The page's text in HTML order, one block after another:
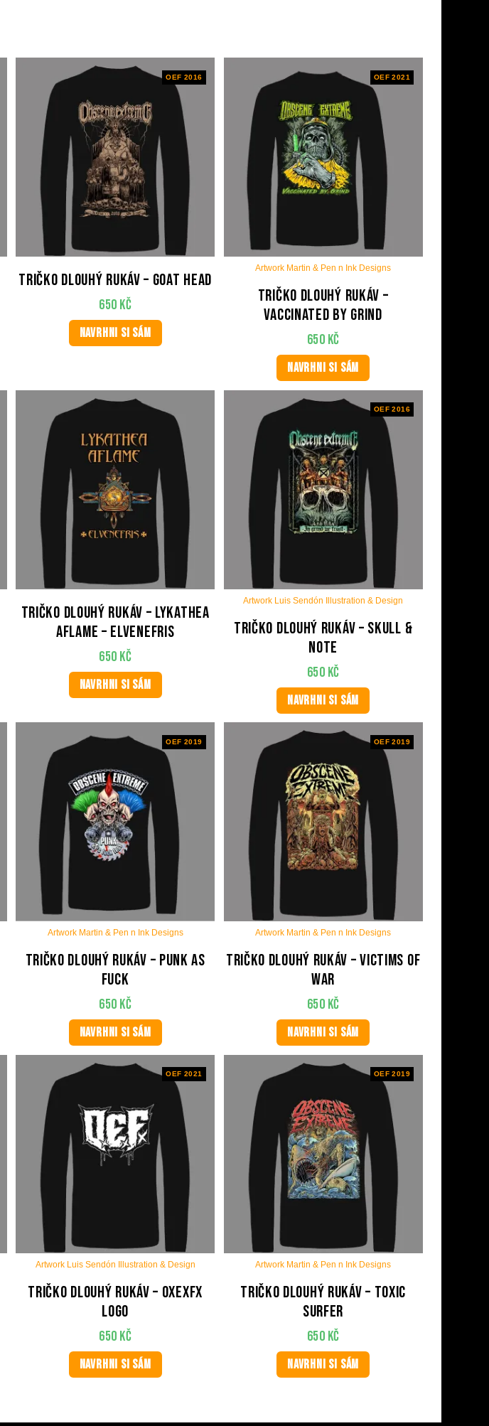
OEF 2016
Tričko dlouhý rukáv – Goat Head
650 Kč
NAVRHNI SI SÁM
OEF 2021
Artwork Martin & Pen n Ink Designs
Tričko dlouhý rukáv –
Vaccinated by Grind
650 Kč
NAVRHNI SI SÁM
Tričko dlouhý rukáv – LYKATHEA
AFLAME – Elvenefris
650 Kč
NAVRHNI SI SÁM
OEF 2016
Artwork Luis Sendón Illustration & Design
Tričko dlouhý rukáv – Skull &
Note
650 Kč
NAVRHNI SI SÁM
OEF 2019
Artwork Martin & Pen n Ink Designs
Tričko dlouhý rukáv – Punk As
Fuck
650 Kč
NAVRHNI SI SÁM
OEF 2019
Artwork Martin & Pen n Ink Designs
Tričko dlouhý rukáv – Victims Of
War
650 Kč
NAVRHNI SI SÁM
OEF 2021
Artwork Luis Sendón Illustration & Design
Tričko dlouhý rukáv – OxExFx
Logo
650 Kč
NAVRHNI SI SÁM
OEF 2019
Artwork Martin & Pen n Ink Designs
Tričko dlouhý rukáv – Toxic
Surfer
650 Kč
NAVRHNI SI SÁM